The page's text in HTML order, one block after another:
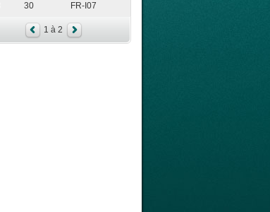
30 FR-I07
1 à 2